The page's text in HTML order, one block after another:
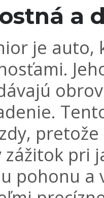
a
je
pri
pohonu